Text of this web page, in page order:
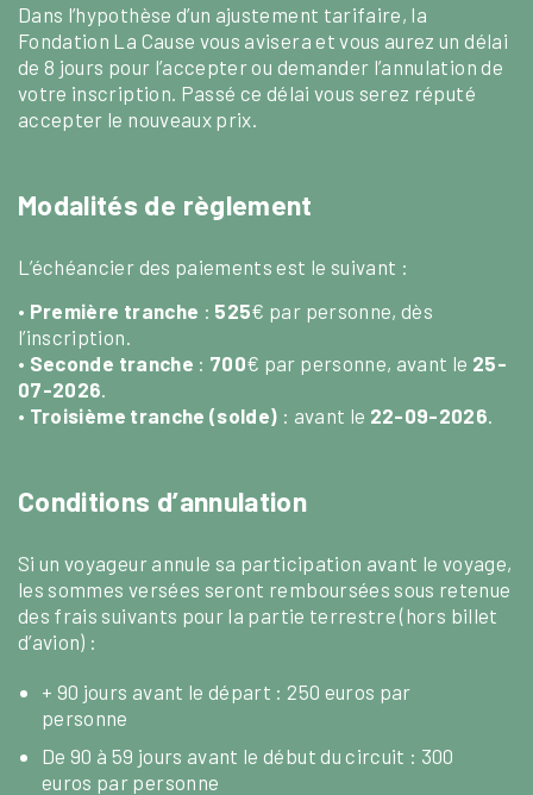
Dans l’hypothèse d’un ajustement tarifaire, la
Fondation La Cause vous avisera et vous aurez un délai
de 8 jours pour l’accepter ou demander l’annulation de
votre inscription. Passé ce délai vous serez réputé
accepter le nouveaux prix.
Modalités de règlement
L’échéancier des paiements est le suivant :
• Première tranche : 525€ par personne, dès
l’inscription.
• Seconde tranche : 700€ par personne, avant le 25-
07-2026
• Troisième tranche (solde) : avant le 22-09-2026
Conditions d’annulation
Si un voyageur annule sa participation avant le voyage,
les sommes versées seront remboursées sous retenue
des frais suivants pour la partie terrestre (hors billet
d’avion) :
+ 90 jours avant le départ : 250 euros par
personne
De 90 à 59 jours avant le début du circuit : 300
euros par personne